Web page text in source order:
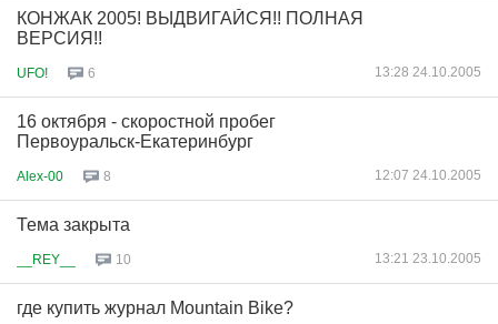
КОНЖАК 2005! ВЫДВИГАЙСЯ!! ПОЛНАЯ
ВЕРСИЯ!!
UFO! 6 13:28 24.10.2005
16 октября - скоростной пробег
Первоуральск-Екатеринбург
Alex-00 8 12:07 24.10.2005
Тема закрыта
__REY__ 10 13:21 23.10.2005
где купить журнал Mountain Bike?